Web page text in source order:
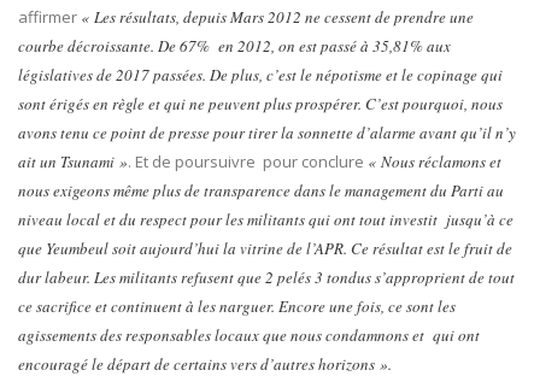
affirmer « Les résultats, depuis Mars 2012 ne cessent de prendre une
courbe décroissante. De 67% en 2012, on est passé à 35,81% aux
législatives de 2017 passées. De plus, c’est le népotisme et le copinage qui
sont érigés en règle et qui ne peuvent plus prospérer. C’est pourquoi, nous
avons tenu ce point de presse pour tirer la sonnette d’alarme avant qu’il n’y
ait un Tsunami ». Et de poursuivre pour conclure « Nous réclamons et
nous exigeons même plus de transparence dans le management du Parti au
niveau local et du respect pour les militants qui ont tout investit jusqu’à ce
que Yeumbeul soit aujourd’hui la vitrine de l’APR. Ce résultat est le fruit de
dur labeur. Les militants refusent que 2 pelés 3 tondus s’approprient de tout
ce sacrifice et continuent à les narguer. Encore une fois, ce sont les
agissements des responsables locaux que nous condamnons et qui ont
encouragé le départ de certains vers d’autres horizons ».